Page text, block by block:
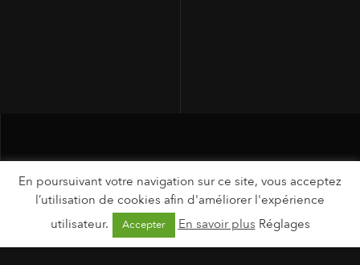
MENTIONS LÉGALES
En poursuivant votre navigation sur ce site, vous acceptez
l’utilisation de cookies afin d'améliorer l'expérience
utilisateur.
Accepter En savoir plus Réglages